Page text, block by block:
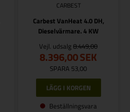
CARBEST
Carbest VanHeat 4.0 DH,
Dieselvärmare. 4 KW
Vejl. udsalg8.449,00
8.396,00SEK
SPARA 53,00
Beställningsvara